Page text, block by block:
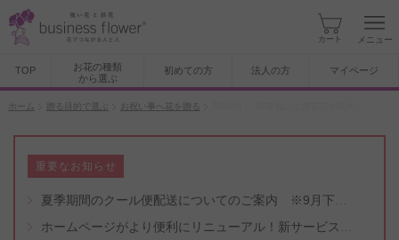
カート メニュー
TOP
お花の種類
から選ぶ
初めての方 法人の方 マイページ
ホーム 贈る目的で選ぶ お祝い事へ花を贈る
重要なお知らせ